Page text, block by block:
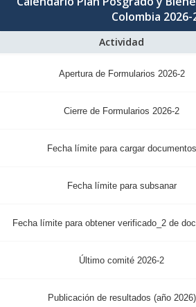
Colombia 2026-
Actividad
Apertura de Formularios 2026-2
Cierre de Formularios 2026-2
Fecha límite para cargar documentos
Fecha límite para subsanar
Fecha límite para obtener verificado_2 de
Último comité 2026-2
Publicación de resultados (año 2026)